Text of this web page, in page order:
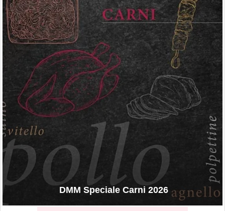
DMM Speciale Carni 2026